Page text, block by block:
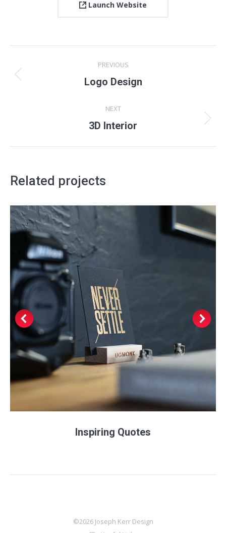
Launch Website
navigation
PREVIOUS
Previous
Logo Design
NEXT
Next
3D Interior
Related projects
Inspiring Quotes
©2026 Joseph Kerr Design